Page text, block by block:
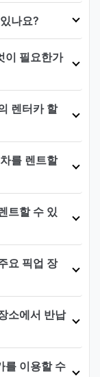
나요?
이 필요한가
렌터카 할
를 렌트할
트할 수 있
요 픽업 장
소에서 반납
를 이용할 수